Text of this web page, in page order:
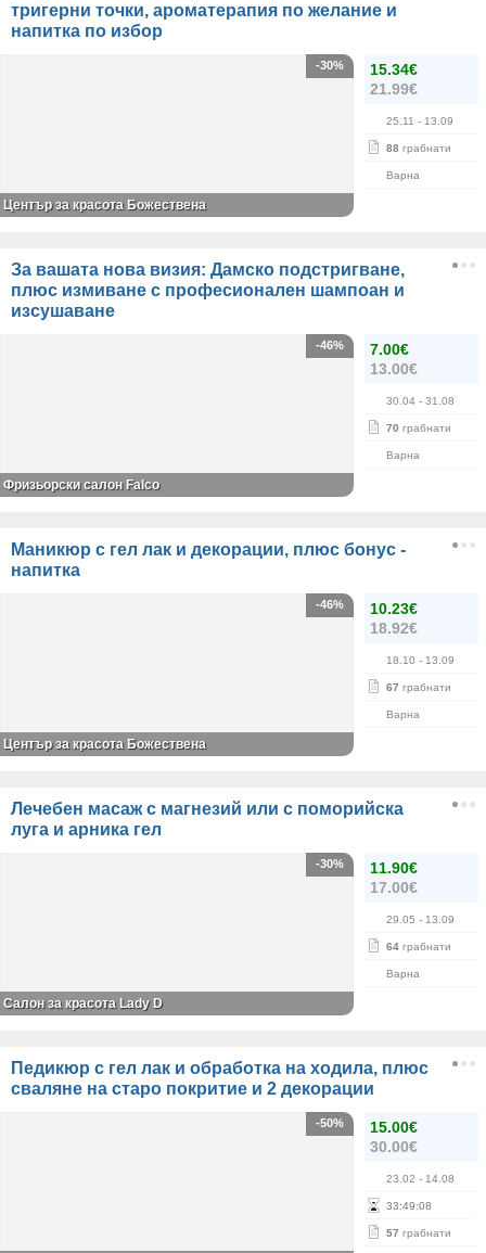
тригерни точки, ароматерапия по желание и
напитка по избор
15.34€
21.99€
25.11 - 13.09
88 грабнати
Варна
-30%
Център за красота Божествена
За вашата нова визия: Дамско подстригване,
плюс измиване с професионален шампоан и
изсушаване
7.00€
13.00€
30.04 - 31.08
70 грабнати
Варна
-46%
Фризьорски салон Falco
Маникюр с гел лак и декорации, плюс бонус -
напитка
10.23€
18.92€
18.10 - 13.09
67 грабнати
Варна
-46%
Център за красота Божествена
Лечебен масаж с магнезий или с поморийска
луга и арника гел
11.90€
17.00€
29.05 - 13.09
64 грабнати
Варна
-30%
Салон за красота Lady D
Педикюр с гел лак и обработка на ходила, плюс
сваляне на старо покритие и 2 декорации
15.00€
30.00€
23.02 - 14.08
33:49:08
57 грабнати
-50%